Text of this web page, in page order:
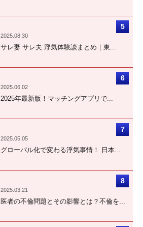
2025.08.30
サレ妻 サレ夫 浮気体験談まとめ｜東...
2025.06.02
2025年最新版！マッチングアプリで...
2025.05.05
グローバル化で変わる浮気事情！ 日本...
2025.03.21
医者の不倫問題とその影響とは？不倫を...